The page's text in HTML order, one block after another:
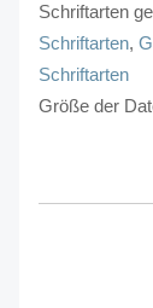
Schriftarten
Schriftarten,
Schriftarten
Größe der